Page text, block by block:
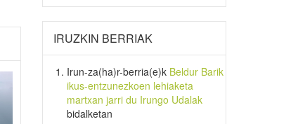
IRUZKIN BERRIAK
Irun-za(ha)r-berria(e)k Beldur Barik
ikus-entzunezkoen lehiaketa
martxan jarri du Irungo Udalak
bidalketan